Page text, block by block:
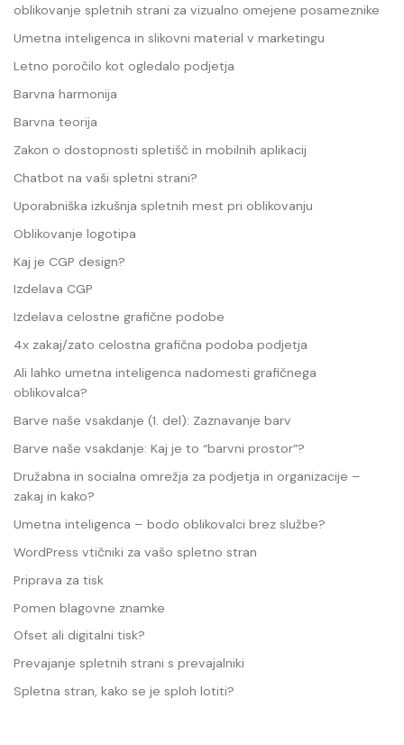
oblikovanje spletnih strani za vizualno omejene posameznike
Umetna inteligenca in slikovni material v marketingu
Letno poročilo kot ogledalo podjetja
Barvna harmonija
Barvna teorija
Zakon o dostopnosti spletišč in mobilnih aplikacij
Chatbot na vaši spletni strani?
Uporabniška izkušnja spletnih mest pri oblikovanju
Oblikovanje logotipa
Kaj je CGP design?
Izdelava CGP
Izdelava celostne grafične podobe
4x zakaj/zato celostna grafična podoba podjetja
Ali lahko umetna inteligenca nadomesti grafičnega
oblikovalca?
Barve naše vsakdanje (1. del): Zaznavanje barv
Barve naše vsakdanje: Kaj je to “barvni prostor”?
Družabna in socialna omrežja za podjetja in organizacije –
zakaj in kako?
Umetna inteligenca – bodo oblikovalci brez službe?
WordPress vtičniki za vašo spletno stran
Priprava za tisk
Pomen blagovne znamke
Ofset ali digitalni tisk?
Prevajanje spletnih strani s prevajalniki
Spletna stran, kako se je sploh lotiti?